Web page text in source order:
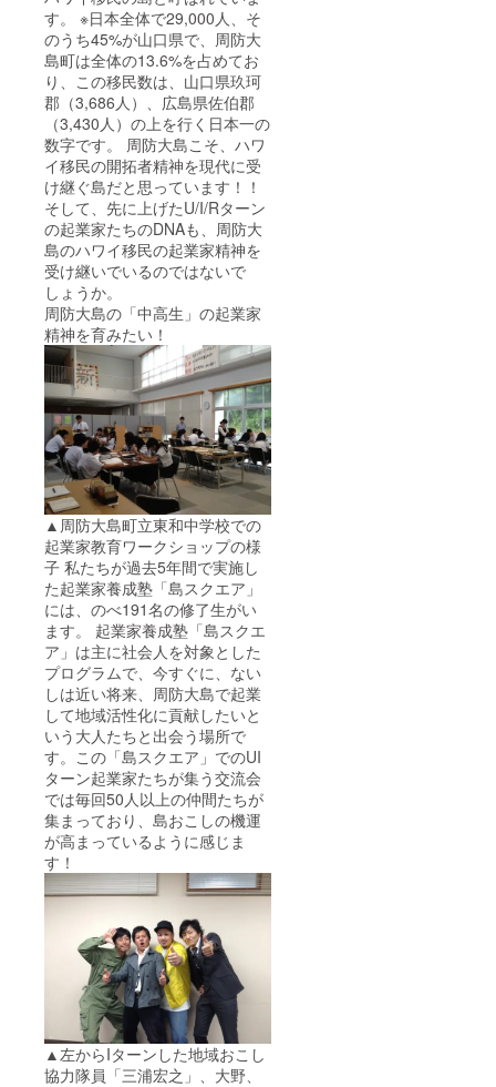
す。 ※日本全体で29,000人、そ
のうち45%が山口県で、周防大
島町は全体の13.6%を占めてお
り、この移民数は、山口県玖珂
郡（3,686人）、広島県佐伯郡
（3,430人）の上を行く日本一の
数字です。 周防大島こそ、ハワ
イ移民の開拓者精神を現代に受
け継ぐ島だと思っています！！
そして、先に上げたU/I/Rターン
の起業家たちのDNAも、周防大
島のハワイ移民の起業家精神を
受け継いでいるのではないで
しょうか。
周防大島の「中高生」の起業家
精神を育みたい！
▲周防大島町立東和中学校での
起業家教育ワークショップの様
子 私たちが過去5年間で実施し
た起業家養成塾「島スクエア」
には、のべ191名の修了生がい
ます。 起業家養成塾「島スクエ
ア」は主に社会人を対象とした
プログラムで、今すぐに、ない
しは近い将来、周防大島で起業
して地域活性化に貢献したいと
いう大人たちと出会う場所で
す。この「島スクエア」でのUI
ターン起業家たちが集う交流会
では毎回50人以上の仲間たちが
集まっており、島おこしの機運
が高まっているように感じま
す！
▲左からIターンした地域おこし
協力隊員「三浦宏之」、大野、